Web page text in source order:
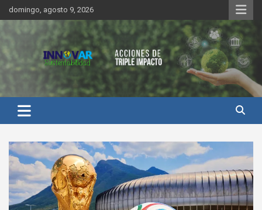
Saltar
al
contenido
domingo, agosto 9, 2026
Innovar Sustentabilidad